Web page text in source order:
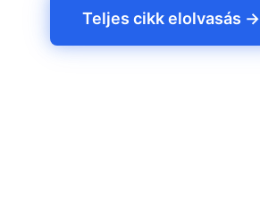
Teljes cikk elolvasás →